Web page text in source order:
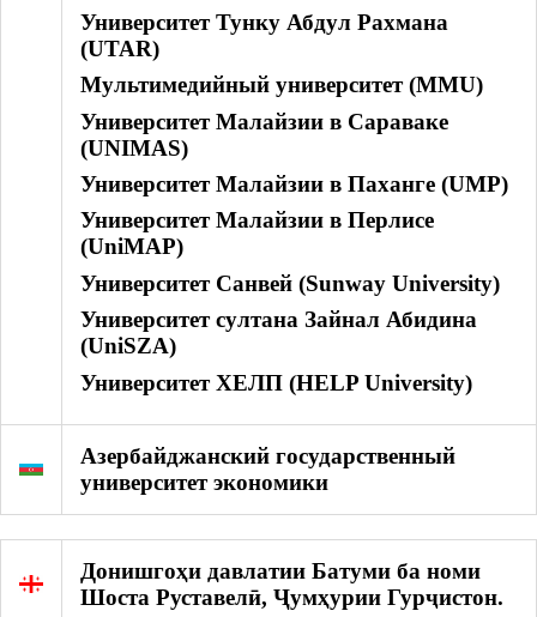
Университет Тунку Абдул Рахмана
(UTAR)
Мультимедийный университет (MMU)
Университет Малайзии в Сараваке
(UNIMAS)
Университет Малайзии в Паханге (UMP)
Университет Малайзии в Перлисе
(UniMAP)
Университет Санвей (Sunway University)
Университет султана Зайнал Абидина
(UniSZA)
Университет ХЕЛП (HELP University)
Азербайджанский государственный
университет экономики
Донишгоҳи давлатии Батуми ба номи
Шоста Руставелӣ, Ҷумҳурии Гурҷистон.